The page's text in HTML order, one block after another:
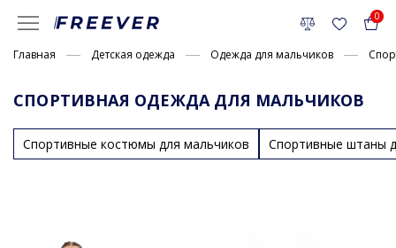
0
Главная Детская одежда Одежда для мальчиков
СПОРТИВНАЯ ОДЕЖДА ДЛЯ МАЛЬЧИКОВ
Спортивные костюмы для мальчиков Спортивные штаны